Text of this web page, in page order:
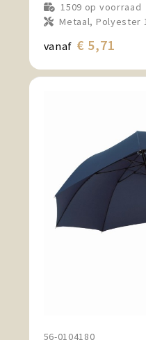
1509 op voorraad
Metaal, Polyester
vanaf € 5,71
56-0104180